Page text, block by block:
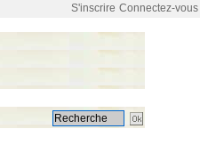
Connectez-vous
S'inscrire